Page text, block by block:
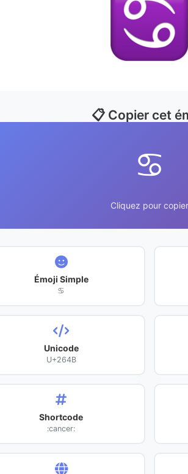
📋 Copier cet
♋
Cliquez pour copier
Émoji Simple
♋
Unicode
U+264B
Shortcode
:cancer: